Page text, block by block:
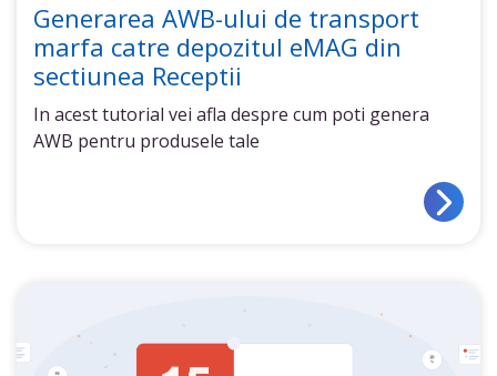
Generarea AWB-ului de transport
marfa catre depozitul eMAG din
sectiunea Receptii
In acest tutorial vei afla despre cum poti genera
AWB pentru produsele tale